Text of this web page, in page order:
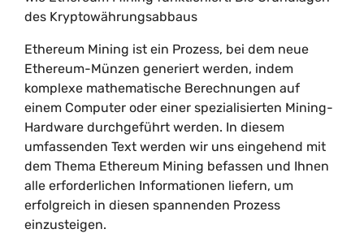
des Kryptowährungsabbaus
Ethereum Mining ist ein Prozess, bei dem neue
Ethereum-Münzen generiert werden, indem
komplexe mathematische Berechnungen auf
einem Computer oder einer spezialisierten Mining-
Hardware durchgeführt werden. In diesem
umfassenden Text werden wir uns eingehend mit
dem Thema Ethereum Mining befassen und Ihnen
alle erforderlichen Informationen liefern, um
erfolgreich in diesen spannenden Prozess
einzusteigen.